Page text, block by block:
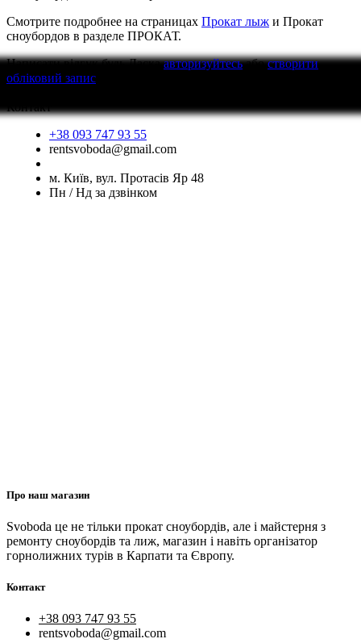
Смотрите подробнее на страницах Прокат лыж и Прокат
сноубордов в разделе ПРОКАТ.
Написати відгукбудь Ласкаавторизуйтесьабостворити
обліковий запис
Контакт
+38 093 747 93 55
rentsvoboda@gmail.com
м. Київ, вул. Протасів Яр 48
Пн / Нд за дзвінком
Про наш магазин
Svoboda це не тільки прокат сноубордів, але і майстерня з
ремонту сноубордів та лиж, магазин і навіть організатор
горнолижних турів в Карпати та Європу.
Контакт
+38 093 747 93 55
rentsvoboda@gmail.com